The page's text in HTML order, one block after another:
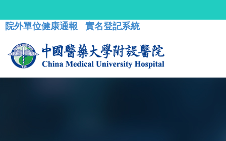
院外單位健康通報 實名登記系統